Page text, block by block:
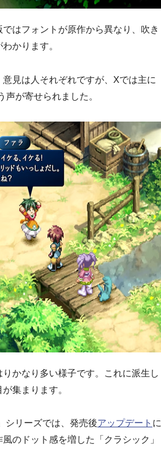
はフォントが原作から異なり、吹き
かります。
見は人それぞれですが、Xでは主に
声が寄せられました。
かなり多い様子です。これに派生し
集まります。
シリーズでは、発売後アップデート に
のドット感を増した「クラシック」